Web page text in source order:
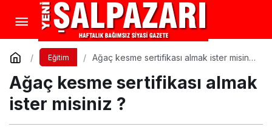
Eğitim
Ağaç kesme sertifikası almak ister misiniz
Ağaç kesme sertifikası almak
ister misiniz ?